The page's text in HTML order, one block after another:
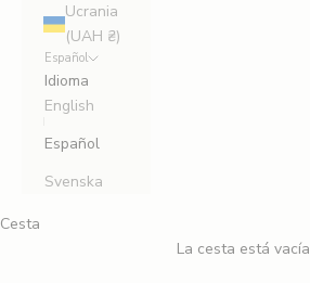
Ucrania
(UAH ₴)
Español
Idioma
English
Español
Svenska
Cesta
La cesta está vacía